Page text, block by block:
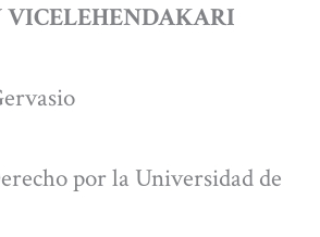
VICELEHENDAKARI
por la Universidad de